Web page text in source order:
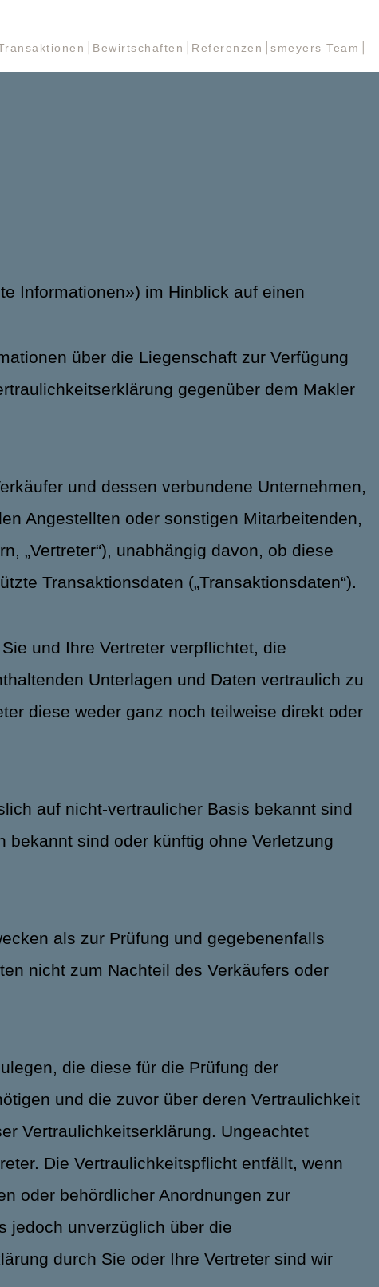
Bewirtschaften Referenzen smeyers Team
Informationen») im Hinblick auf einen
über die Liegenschaft zur Verfügung
gegenüber dem Makler
und dessen verbundene Unternehmen,
Angestellten oder sonstigen Mitarbeitenden,
„Vertreter“), unabhängig davon, ob diese
Transaktionsdaten („Transaktionsdaten“).
und Ihre Vertreter verpflichtet, die
Unterlagen und Daten vertraulich zu
diese weder ganz noch teilweise direkt oder
auf nicht-vertraulicher Basis bekannt sind
sind oder künftig ohne Verletzung
als zur Prüfung und gegebenenfalls
nicht zum Nachteil des Verkäufers oder
die diese für die Prüfung der
und die zuvor über deren Vertraulichkeit
Vertraulichkeitserklärung. Ungeachtet
Die Vertraulichkeitspflicht entfällt, wenn
oder behördlicher Anordnungen zur
jedoch unverzüglich über die
durch Sie oder Ihre Vertreter sind wir